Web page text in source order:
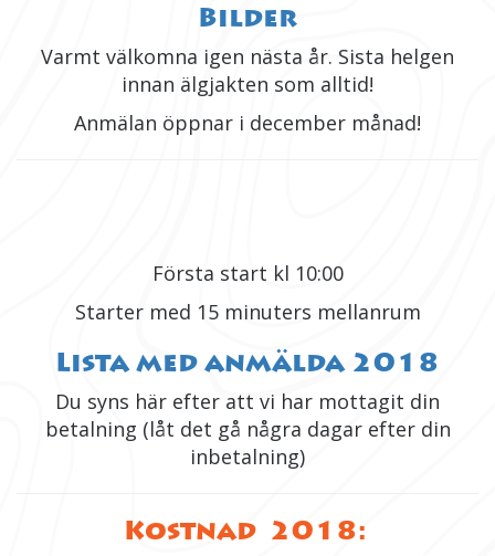
Bilder
Varmt välkomna igen nästa år. Sista helgen
innan älgjakten som alltid!
Anmälan öppnar i december månad!
Första start kl 10:00
Starter med 15 minuters mellanrum
Lista med anmälda 2018
Du syns här efter att vi har mottagit din
betalning (låt det gå några dagar efter din
inbetalning)
Kostnad 2018: